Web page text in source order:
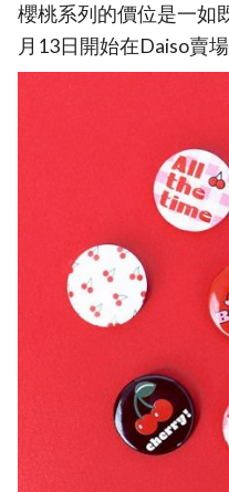
櫻桃系列的價位是一如
月13日開始在Daiso賣場